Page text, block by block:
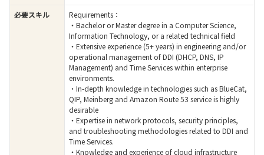
必要スキル
Requirements：
・Bachelor or Master degree in a Computer Science,
Information Technology, or a related technical field
・Extensive experience (5+ years) in engineering and/or
operational management of DDI (DHCP, DNS, IP
Management) and Time Services within enterprise
environments.
・In-depth knowledge in technologies such as BlueCat,
QIP, Meinberg and Amazon Route 53 service is highly
desirable
・Expertise in network protocols, security principles,
and troubleshooting methodologies related to DDI and
Time Services.
・Knowledge and experience of cloud infrastructure